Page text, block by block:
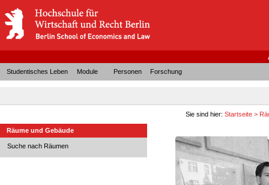
Studentisches Leben Module Personen Forschung
Sie sind hier:Startseite >
Räume und Gebäude
Suche nach Räumen